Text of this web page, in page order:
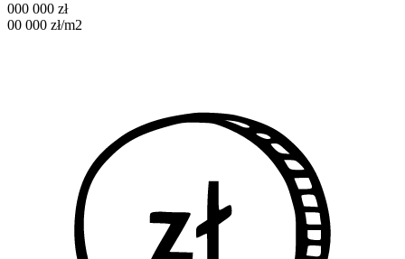
000 000 zł
00 000 zł/m2